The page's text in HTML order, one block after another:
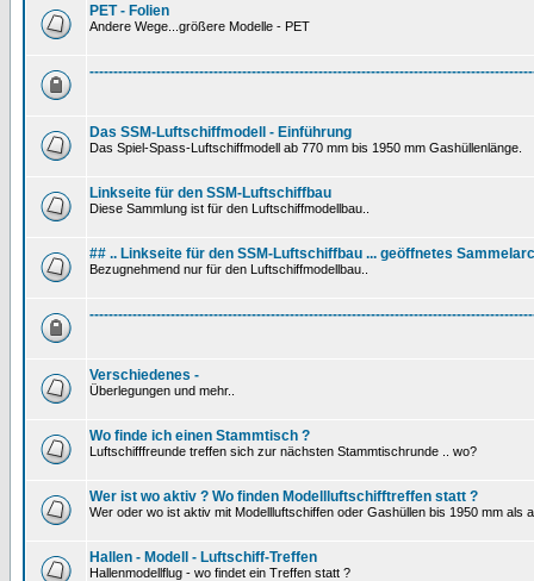
PET - Folien
Andere Wege...größere Modelle - PET
Das SSM-Luftschiffmodell - Einführung
Das Spiel-Spass-Luftschiffmodell ab 770 mm bis 1950 mm Gashüllenlänge.
Linkseite für den SSM-Luftschiffbau
Diese Sammlung ist für den Luftschiffmodellbau..
## .. Linkseite für den SSM-Luftschiffbau ... geöffnetes
Bezugnehmend nur für den Luftschiffmodellbau..
Verschiedenes -
Überlegungen und mehr..
Wo finde ich einen Stammtisch ?
Luftschifffreunde treffen sich zur nächsten Stammtischrunde .. wo?
Wer ist wo aktiv ? Wo finden Modellluftschifftreffen statt ?
Wer oder wo ist aktiv mit Modellluftschiffen oder Gashüllen bis 1950 mm als
Hallen - Modell - Luftschiff-Treffen
Hallenmodellflug - wo findet ein Treffen statt ?